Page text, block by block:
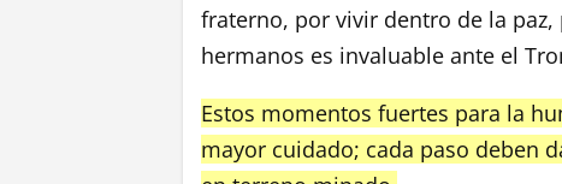
fraterno, por vivir dentro de la
hermanos es invaluable ante el
Estos momentos fuertes para la
mayor cuidado; cada paso deben